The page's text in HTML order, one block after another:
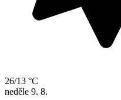
26/13 °C
neděle 9. 8.